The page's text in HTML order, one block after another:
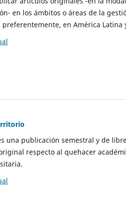
en los ámbitos o áreas de la
en América Latina
una publicación semestral y de
respecto al quehacer